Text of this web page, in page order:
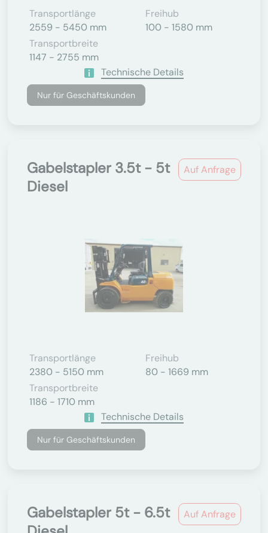
Transportlänge
2559 - 5450 mm
Freihub
100 - 1580 mm
Transportbreite
1147 - 2755 mm
Technische Details
Nur für Geschäftskunden
Auf Anfrage
Gabelstapler 3.5t - 5t
Diesel
Transportlänge
2380 - 5150 mm
Freihub
80 - 1669 mm
Transportbreite
1186 - 1710 mm
Technische Details
Nur für Geschäftskunden
Auf Anfrage
Gabelstapler 5t - 6.5t